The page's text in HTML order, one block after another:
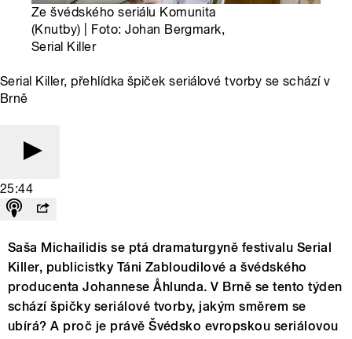
Ze švédského seriálu Komunita
(Knutby) | Foto: Johan Bergmark,
Serial Killer
Serial Killer, přehlídka špiček seriálové tvorby se schází v
Brně
25:44
Saša Michailidis se ptá dramaturgyně festivalu Serial
Killer, publicistky Táni Zabloudilové a švédského
producenta Johannese Åhlunda. V Brně se tento týden
schází špičky seriálové tvorby, jakým směrem se
ubírá? A proč je právě Švédsko evropskou seriálovou